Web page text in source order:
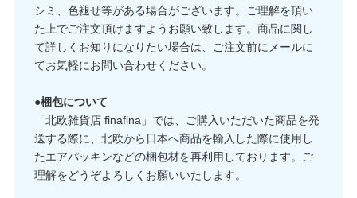
シミ、色褪せ等がある場合がございます。ご理解を頂い
た上でご注文頂けますようお願い致します。商品に関し
て詳しくお知りになりたい場合は、ご注文前にメールに
てお気軽にお問い合わせください。
●梱包について
「北欧雑貨店 finafina」では、ご購入いただいた商品を発
送する際に、北欧から日本へ商品を輸入した際に使用し
たエアパッキンなどの梱包材を再利用しております。ご
理解をどうぞよろしくお願いいたします。